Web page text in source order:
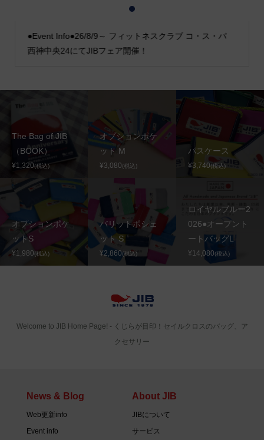
●Event Info●26/8/9～ フィットネスクラブ コ・ス・パ
西神中央24にてJIBフェア開催！
2
The Bag of JIB
（BOOK）
¥1,320(税込)
オプションポケ
ット M
¥3,080(税込)
パスケース
¥3,740(税込)
オプションポケ
ットS
¥1,980(税込)
バリットポシェ
ット S
¥2,860(税込)
ロイヤルブルー2
026●オープント
ートバッグL
¥14,080(税込)
Welcome to JIB Home Page! ‐ くじらが目印！セイルクロスのバッグ、ア
クセサリー
News & Blog
Web更新info
Event info
About JIB
JIBについて
サービス